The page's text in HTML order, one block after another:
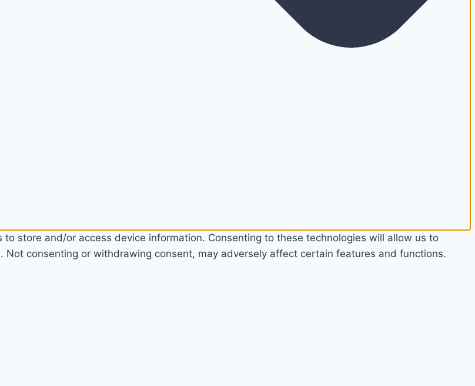
store and/or access device information. Consenting to these technologies will allow us to
consenting or withdrawing consent, may adversely affect certain features and functions.